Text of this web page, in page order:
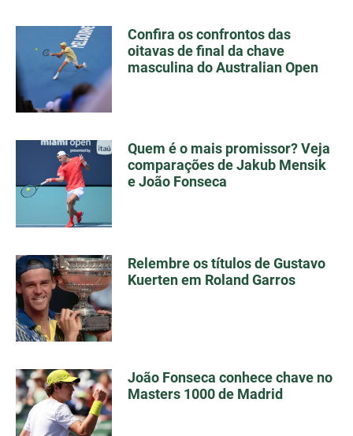
Confira os confrontos das
oitavas de final da chave
masculina do Australian Open
Quem é o mais promissor? Veja
comparações de Jakub Mensik
e João Fonseca
Relembre os títulos de Gustavo
Kuerten em Roland Garros
João Fonseca conhece chave no
Masters 1000 de Madrid